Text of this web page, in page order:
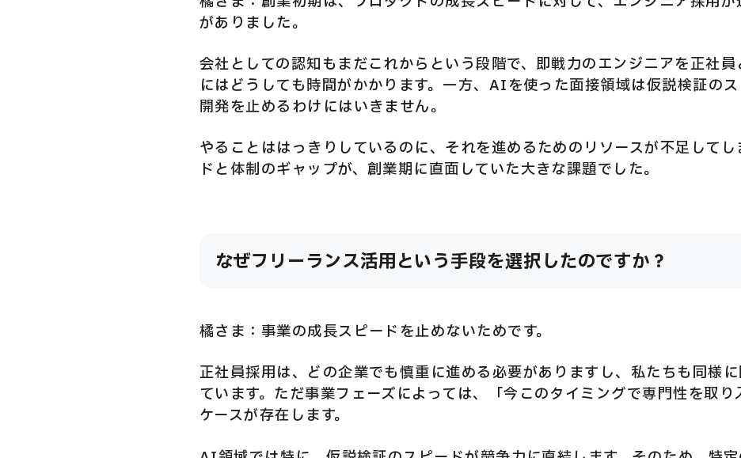
がありました。
会社としての認知もまだこれからという段階で、即戦力のエンジニアを正社員
にはどうしても時間がかかります。一方、AIを使った面接領域は仮説検証のス
開発を止めるわけにはいきません。
やることははっきりしているのに、それを進めるためのリソースが不足して
ドと体制のギャップが、創業期に直面していた大きな課題でした。
なぜフリーランス活用という手段を選択したのですか？
橘さま：事業の成長スピードを止めないためです。
正社員採用は、どの企業でも慎重に進める必要がありますし、私たちも同様
ています。ただ事業フェーズによっては、「今このタイミングで専門性を取り
ケースが存在します。